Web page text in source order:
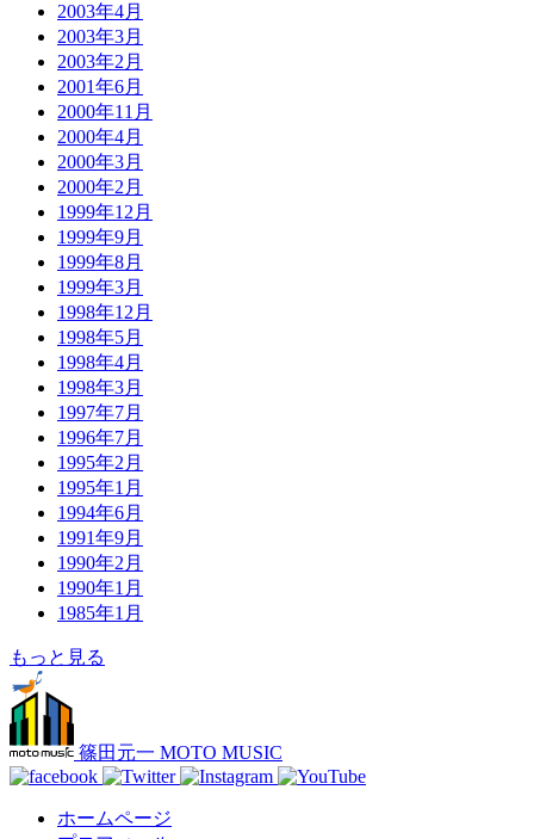
2003年4月
2003年3月
2003年2月
2001年6月
2000年11月
2000年4月
2000年3月
2000年2月
1999年12月
1999年9月
1999年8月
1999年3月
1998年12月
1998年5月
1998年4月
1998年3月
1997年7月
1996年7月
1995年2月
1995年1月
1994年6月
1991年9月
1990年2月
1990年1月
1985年1月
もっと見る
篠田元一 MOTO MUSIC
ホームページ